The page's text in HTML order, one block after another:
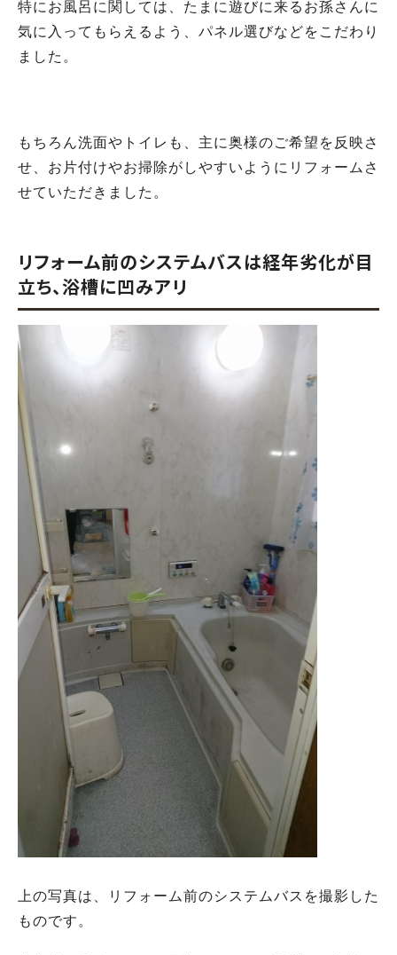
特にお風呂に関しては、たまに遊びに来るお孫さんに
気に入ってもらえるよう、パネル選びなどをこだわり
ました。
もちろん洗面やトイレも、主に奥様のご希望を反映さ
せ、お片付けやお掃除がしやすいようにリフォームさ
せていただきました。
リフォーム前のシステムバスは経年劣化が目
立ち、浴槽に凹みアリ
上の写真は、リフォーム前のシステムバスを撮影した
ものです。